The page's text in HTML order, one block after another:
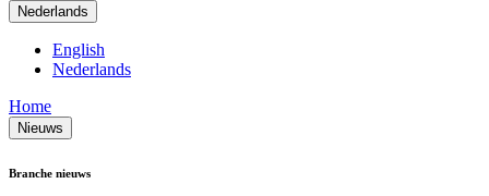
Nederlands
English
Nederlands
Home
Nieuws
Branche nieuws